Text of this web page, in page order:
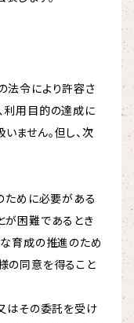
法令により許容さ
利用目的の達成に
ません。但し、次
ために必要がある
が困難であるとき
育成の推進のため
の同意を得ること
はその委託を受け